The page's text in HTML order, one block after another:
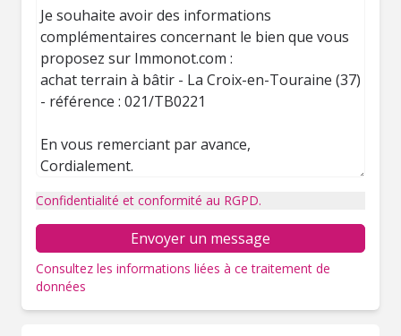
Confidentialité et conformité au RGPD.
Envoyer un message
Consultez les informations liées à ce traitement de
données